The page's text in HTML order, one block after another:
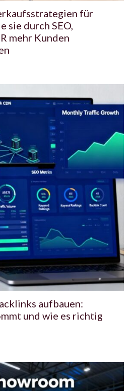
für
sie durch SEO,
mehr Kunden
aufbauen:
und wie es richtig